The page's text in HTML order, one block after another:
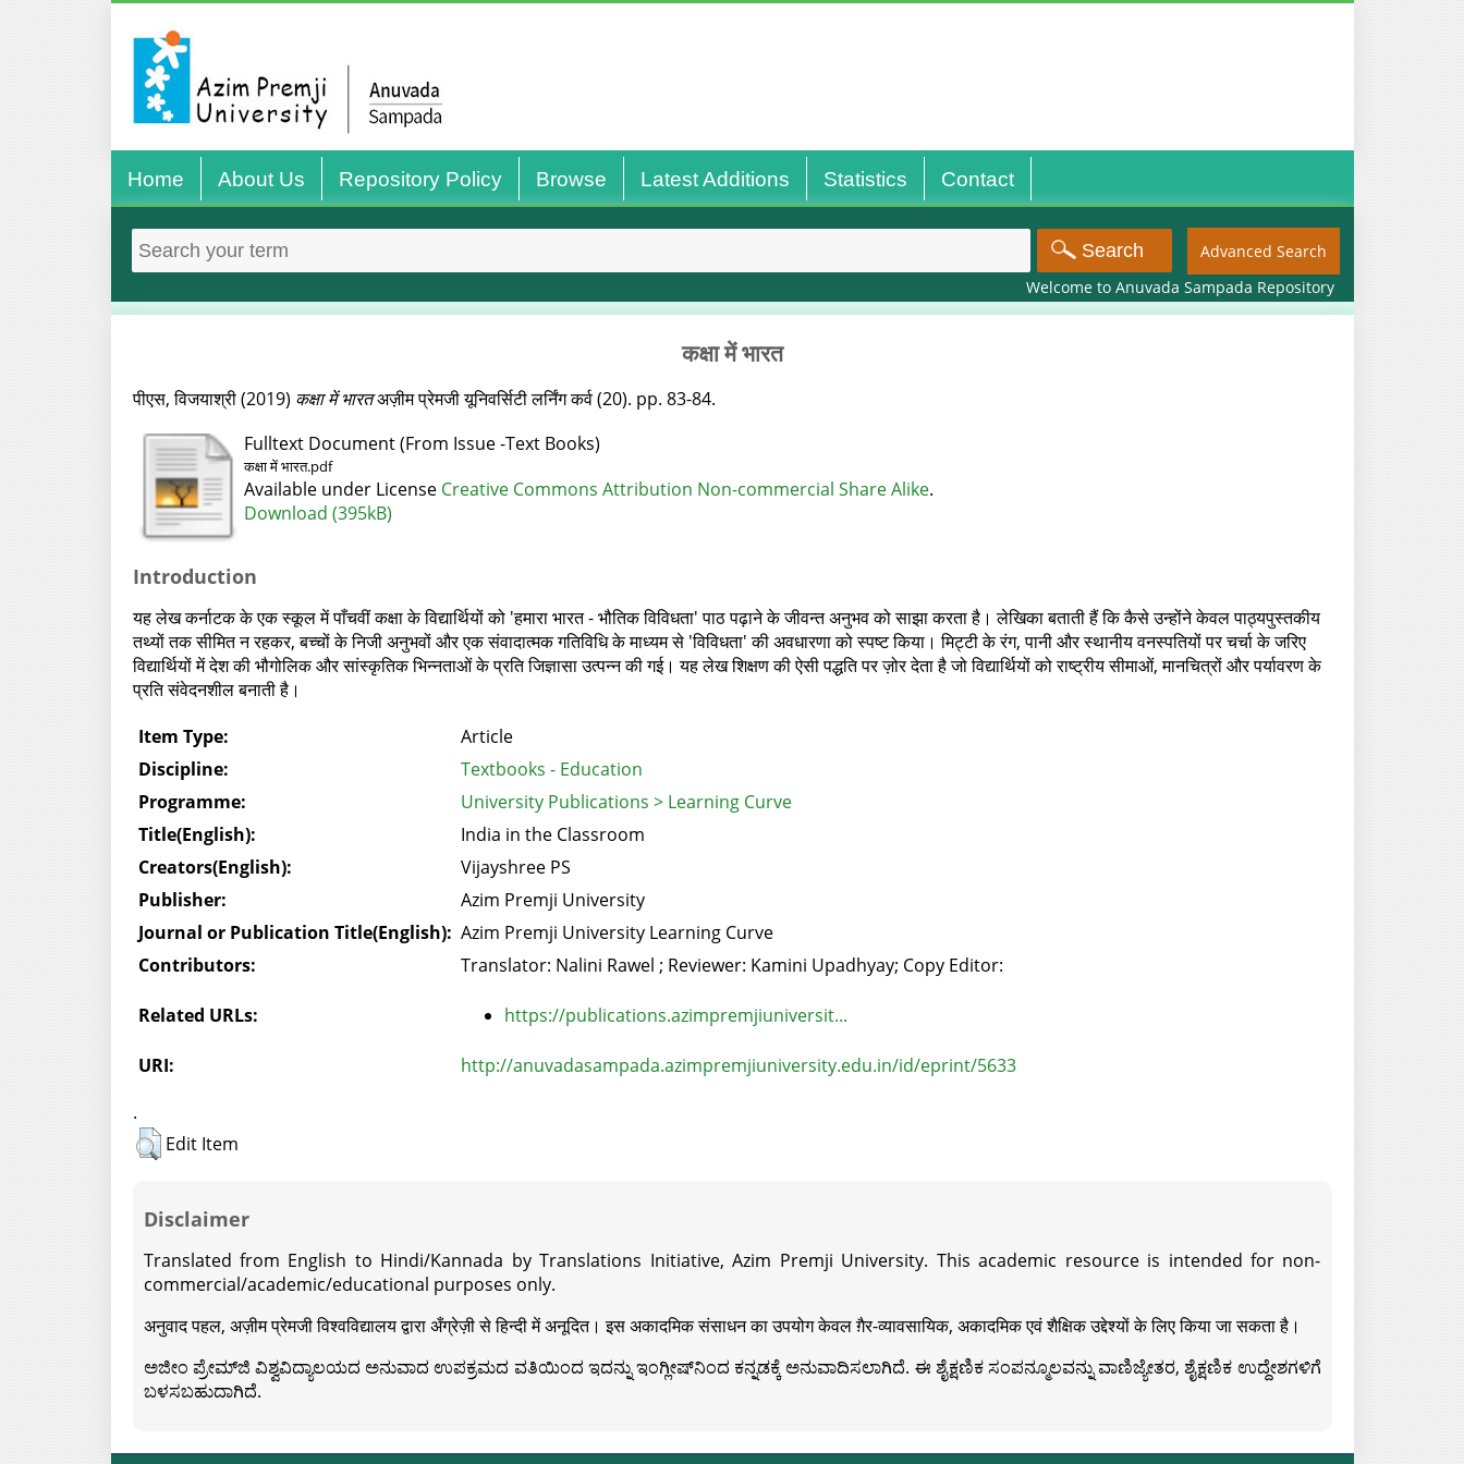
Home About Us Repository Policy Browse Latest Additions Statistics Contact
Advanced Search
Welcome to Anuvada Sampada Repository
कक्षा में भारत
पीएस, विजयाश्री(2019) कक्षा में भारतअज़ीम प्रेमजी यूनिवर्सिटी लर्निंग कर्व (20). pp. 83-84.
Fulltext Document (From Issue -Text Books)
कक्षा में भारत.pdf
Available under License Creative Commons Attribution Non-commercial Share Alike.
Download (395kB)
Introduction
यह लेख कर्नाटक के एक स्कूल में पाँचवीं कक्षा के विद्यार्थियों को 'हमारा भारत - भौतिक विविधता' पाठ पढ़ाने के जीवन्‍त अनुभव को साझा करता है। लेखिका बताती हैं कि कैसे उन्होंने केवल पाठ्यपुस्तकीय
तथ्यों तक सीमित न रहकर, बच्चों के निजी अनुभवों और एक संवादात्मक गतिविधि के माध्यम से 'विविधता' की अवधारणा को स्पष्ट किया। मिट्टी के रंग, पानी और स्थानीय वनस्पतियों पर चर्चा के जरिए
विद्यार्थियों में देश की भौगोलिक और सांस्कृतिक भिन्नताओं के प्रति जिज्ञासा उत्पन्न की गई। यह लेख शिक्षण की ऐसी पद्धति पर ज़ोर देता है जो विद्यार्थियों को राष्ट्रीय सीमाओं, मानचित्रों और पर्यावरण के
प्रति संवेदनशील बनाती है।
Item Type:
Article
Discipline:
Textbooks - Education
Programme:
University Publications > Learning Curve
Title(English):
India in the Classroom
Creators(English):
Vijayshree PS
Publisher:
Azim Premji University
Journal or Publication Title(English): Azim Premji University Learning Curve
Contributors:
Translator: Nalini Rawel ; Reviewer: Kamini Upadhyay; Copy Editor:
Related URLs: https://publications.azimpremjiuniversit...
URI:
http://anuvadasampada.azimpremjiuniversity.edu.in/id/eprint/5633
.
Edit Item
Disclaimer
Translated from English to Hindi/Kannada by Translations Initiative, Azim Premji University. This academic resource is intended for non-
commercial/academic/educational purposes only.
अनुवाद पहल, अज़ीम प्रेमजी विश्वविद्यालय द्वारा अँग्रेज़ी से हिन्दी में अनूदित। इस अकादमिक संसाधन का उपयोग केवल ग़ैर-व्यावसायिक, अकादमिक एवं शैक्षिक उद्देश्यों के लिए किया जा सकता है।
ಅಜೀಂ ಪ್ರೇಮ್‍ಜಿ ವಿಶ್ವವಿದ್ಯಾಲಯದ ಅನುವಾದ ಉಪಕ್ರಮದ ವತಿಯಿಂದ ಇದನ್ನು ಇಂಗ್ಲೀಷ್‍ನಿಂದ ಕನ್ನಡಕ್ಕೆ ಅನುವಾದಿಸಲಾಗಿದೆ. ಈ ಶೈಕ್ಷಣಿಕ ಸಂಪನ್ಮೂಲವನ್ನು ವಾಣಿಜ್ಯೇತರ, ಶೈಕ್ಷಣಿಕ ಉದ್ದೇಶಗಳಿಗೆ
ಬಳಸಬಹುದಾಗಿದೆ.